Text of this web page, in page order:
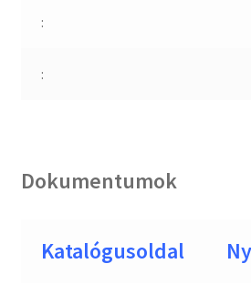
:
:
Dokumentumok
Katalógusoldal